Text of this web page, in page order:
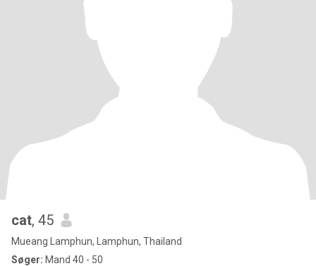
cat, 45
Mueang Lamphun, Lamphun, Thailand
Søger: Mand 40 - 50